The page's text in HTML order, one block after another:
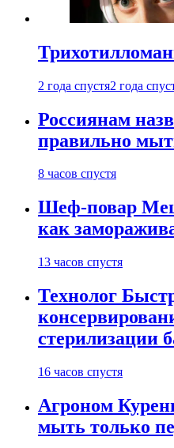
2 года спустя2 года
Россиянам
правильно
8 часов спустя
Шеф-повар
как
13 часов спустя
Технолог
стерилизации
16 часов спустя
Агроном
мыть только